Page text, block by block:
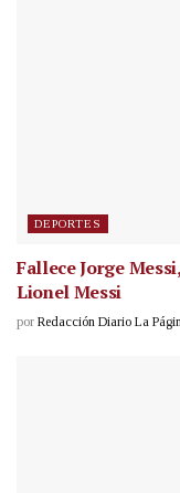
DEPORTES
Fallece Jorge
Lionel Messi
por Redacción Diario La